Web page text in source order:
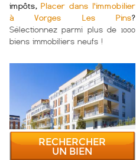
impôts,Placer dans l'immobilier
à Vorges Les Pins?
Sélectionnez parmi plus de 1000
biens immobiliers neufs !
RECHERCHER
UN BIEN